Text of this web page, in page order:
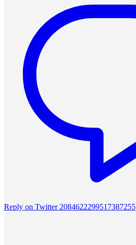
Reply on Twitter 2084622299517387255